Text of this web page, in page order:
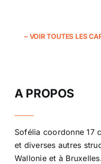
– VOIR TOUTES LES
A PROPOS
Sofélia coordonne 17
et diverses autres
Wallonie et à